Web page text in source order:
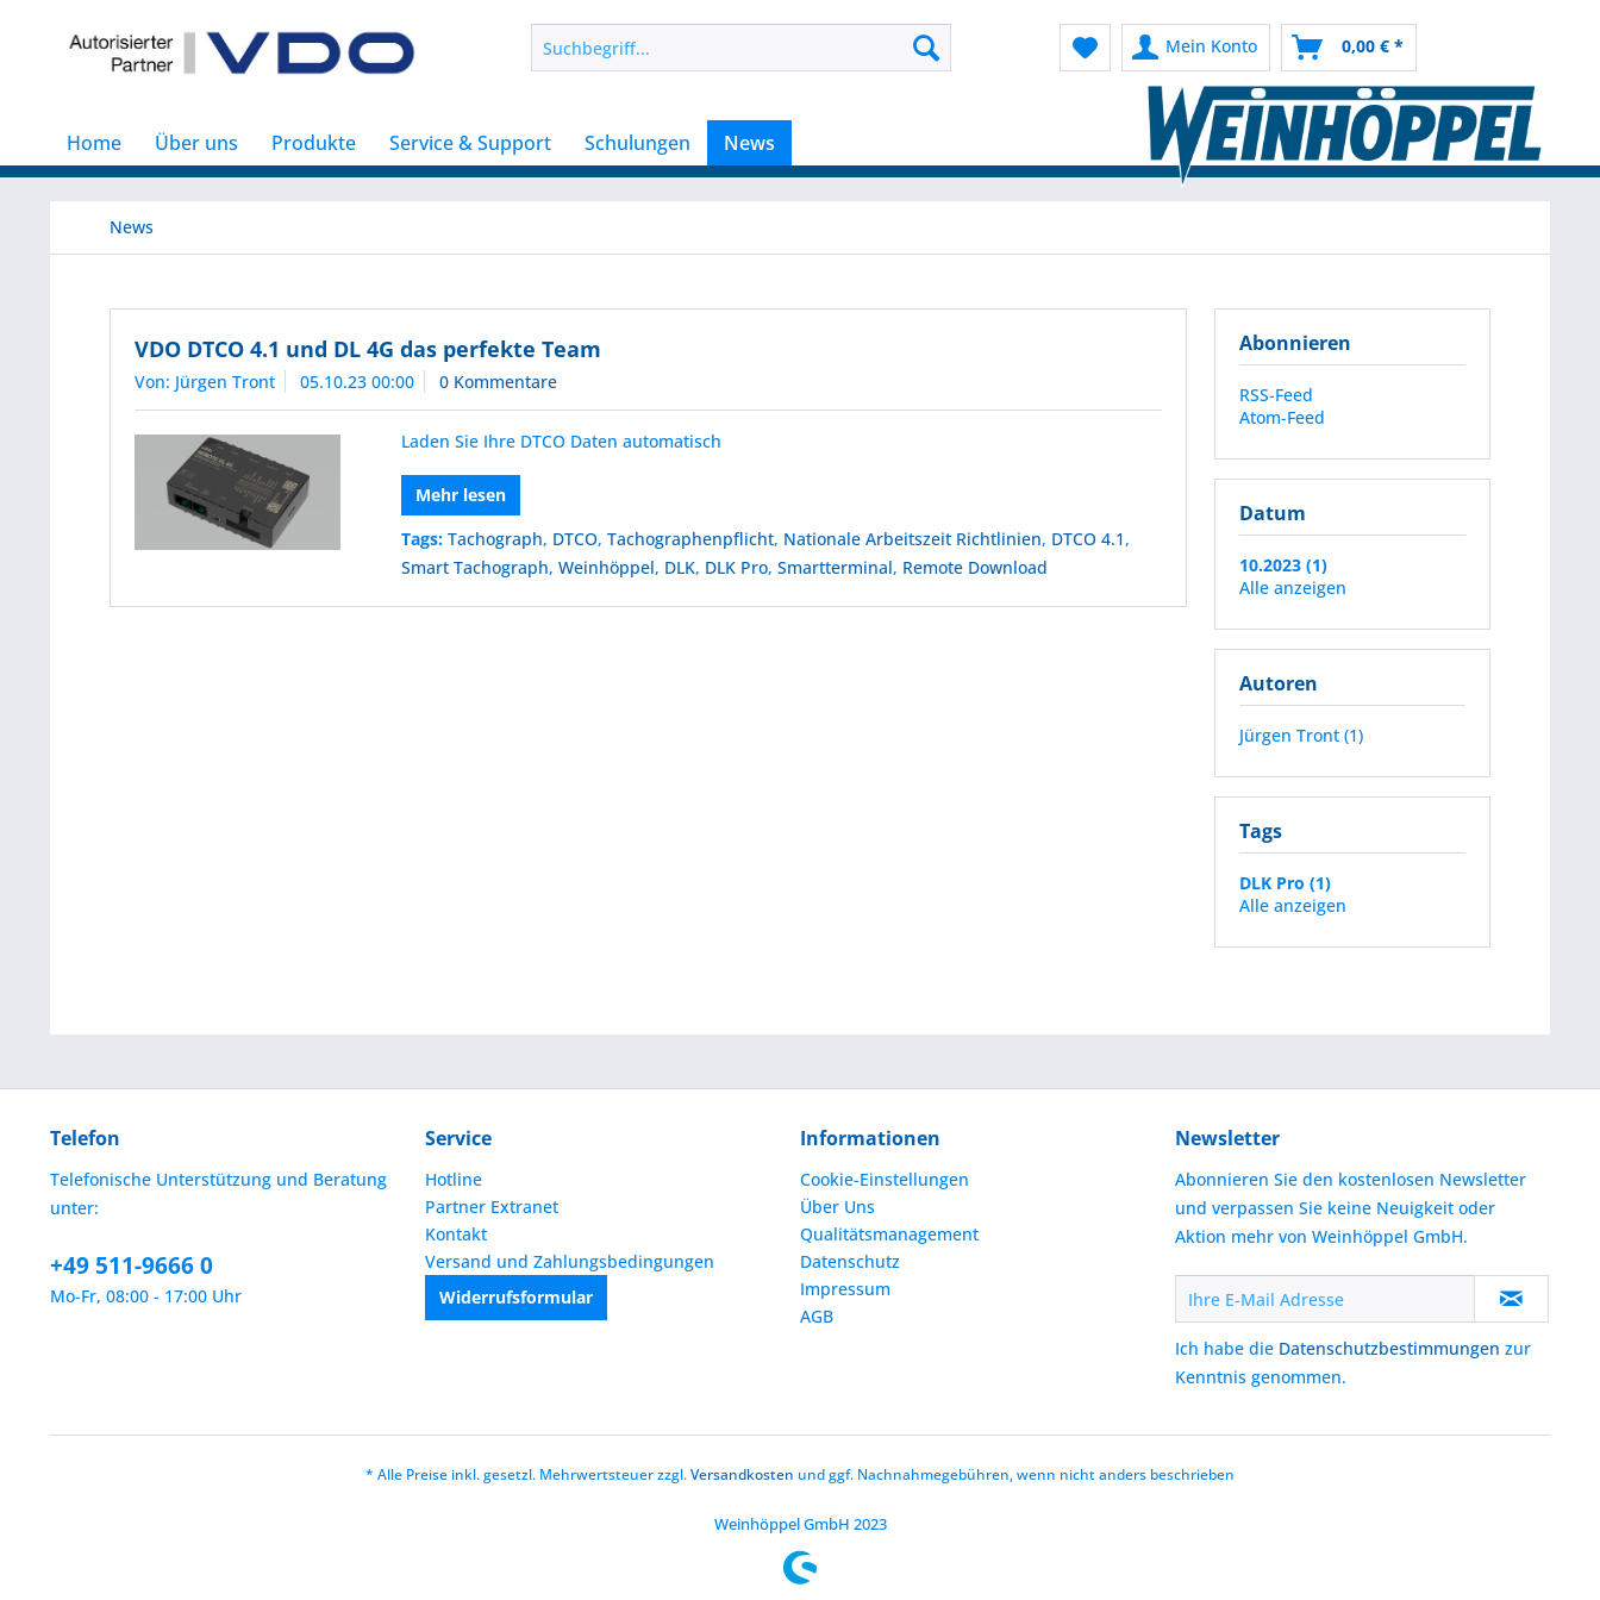
Mein Konto 0,00 € *
Home Über uns Produkte Service & Support Schulungen News
News
Abonnieren
RSS-Feed
Atom-Feed
Datum
10.2023 (1)
Alle anzeigen
Autoren
Jürgen Tront (1)
Tags
DLK Pro (1)
Alle anzeigen
VDO DTCO 4.1 und DL 4G das perfekte Team
Von: Jürgen Tront 05.10.23 00:00 0 Kommentare
Laden Sie Ihre DTCO Daten automatisch
Mehr lesen
Tags: Tachograph, DTCO,Tachographenpflicht, Nationale Arbeitszeit Richtlinien, DTCO 4.1,
Smart Tachograph,Weinhöppel, DLK, DLK Pro,Smartterminal, Remote Download
Telefon
Telefonische Unterstützung und Beratung
unter:
+49 511-9666 0
Mo-Fr, 08:00 - 17:00 Uhr
Service
Hotline
Partner Extranet
Kontakt
Versand und Zahlungsbedingungen
Widerrufsformular
Informationen
Cookie-Einstellungen
Über Uns
Qualitätsmanagement
Datenschutz
Impressum
AGB
Newsletter
Abonnieren Sie den kostenlosen Newsletter
und verpassen Sie keine Neuigkeit oder
Aktion mehr von Weinhöppel GmbH.
Ich habe die Datenschutzbestimmungen zur
Kenntnis genommen.
* Alle Preise inkl. gesetzl. Mehrwertsteuer zzgl.Versandkosten und ggf. Nachnahmegebühren, wenn nicht anders beschrieben
Weinhöppel GmbH 2023